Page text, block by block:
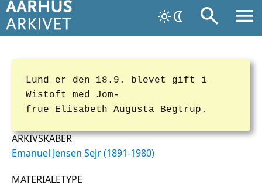
Lund er den 18.9. blevet gift i
Wistoft med Jom-
frue Elisabeth Augusta Begtrup.
ARKIVSKABER
Emanuel Jensen Sejr (1891-1980)
MATERIALETYPE